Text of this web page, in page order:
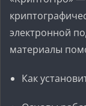
электронной
материалы
Как